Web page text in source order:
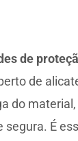
de
de
do
É